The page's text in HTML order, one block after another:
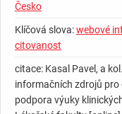
Česko
Klíčová slova:webové
citovanost
citace: Kasal Pavel, a
informačních zdrojů
podpora výuky